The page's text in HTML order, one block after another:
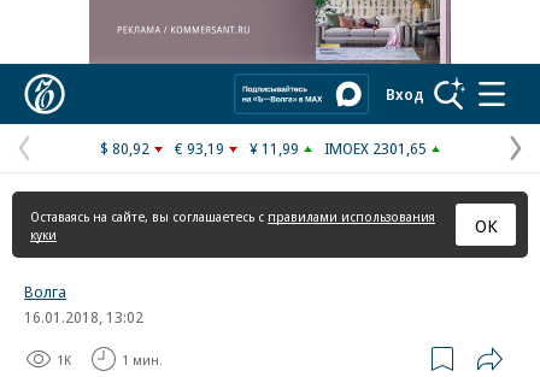
Вход
Предыдущая
страница
$ 80,92 € 93,19 ¥ 11,99 IMOEX 2301,65
Оставаясь на сайте, вы соглашаетесь с правилами использования
куки
ОК
Волга
16.01.2018, 13:02
1K 1 мин.